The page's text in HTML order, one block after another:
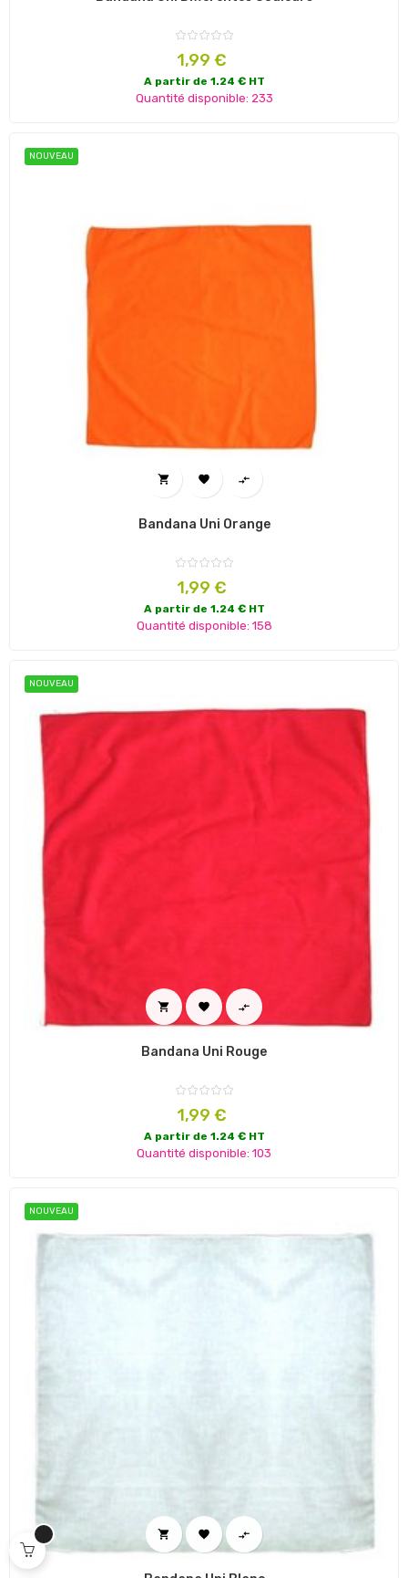
Prix
1,99 €
A partir de 1.24 € HT
Quantité disponible: 233
NOUVEAU
  
Bandana Uni Orange
Prix
1,99 €
A partir de 1.24 € HT
Quantité disponible: 158
NOUVEAU
  
Bandana Uni Rouge
Prix
1,99 €
A partir de 1.24 € HT
Quantité disponible: 103
NOUVEAU
  